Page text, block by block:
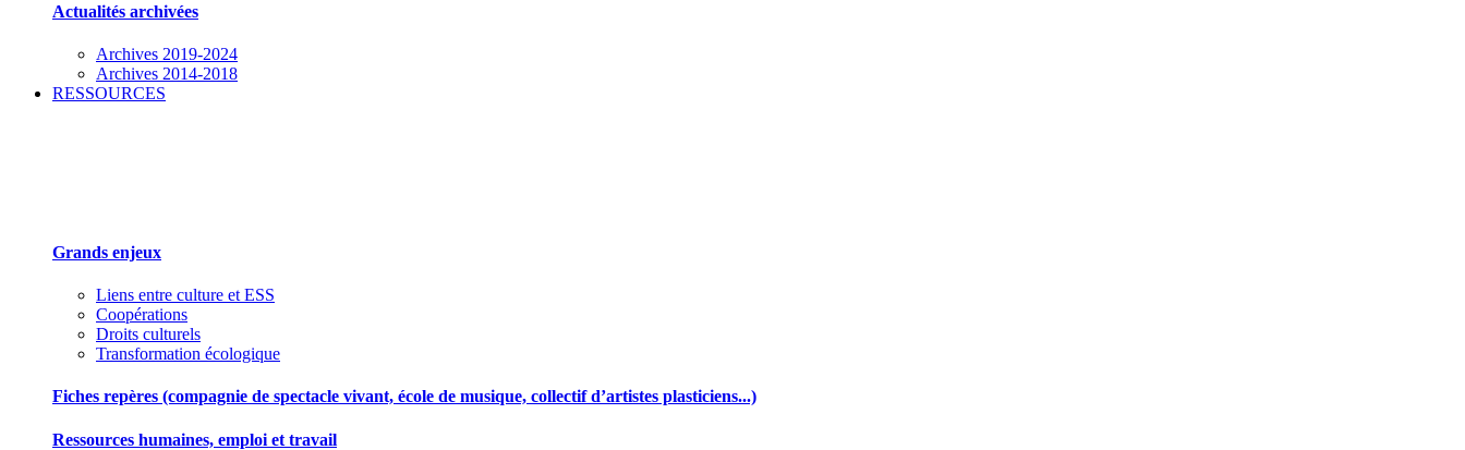
Actualités archivées
Archives 2019-2024
Archives 2014-2018
RESSOURCES
Grands enjeux
Liens entre culture et ESS
Coopérations
Droits culturels
Transformation écologique
Fiches repères (compagnie de spectacle vivant, école de musique, collectif d’artistes plasticiens...)
Ressources humaines, emploi et travail